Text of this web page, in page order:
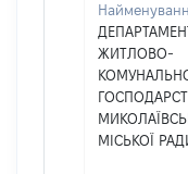
ЖИТЛОВО-
МІСЬКОЇ